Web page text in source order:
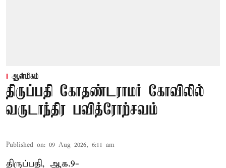
ஆன்மிகம்
திருப்பதி கோதண்டராமர் கோவிலில்
வருடாந்திர பவித்ரோற்சவம்
Published on: 09 Aug 2026, 6:11 am
திருப்பதி, ஆக.9-